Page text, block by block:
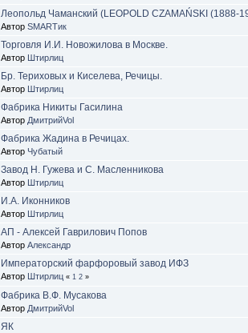
Леопольд Чаманский (LEOPOLD CZAMAŃSKI (1888-
Автор SMARTик
Торговля И.И. Новожилова в Москве.
Автор Штирлиц
Бр. Териховых и Киселева, Речицы.
Автор Штирлиц
Фабрика Никиты Гасилина
Автор ДмитрийVol
Фабрика Жадина в Речицах.
Автор Чубатый
Завод Н. Гужева и С. Масленникова
Автор Штирлиц
И.А. Иконников
Автор Штирлиц
АП - Алексей Гаврилович Попов
Автор Александр
Императорский фарфоровый завод ИФЗ
Автор Штирлиц « 1 2 »
Фабрика В.Ф. Мусакова
Автор ДмитрийVol
ЯК